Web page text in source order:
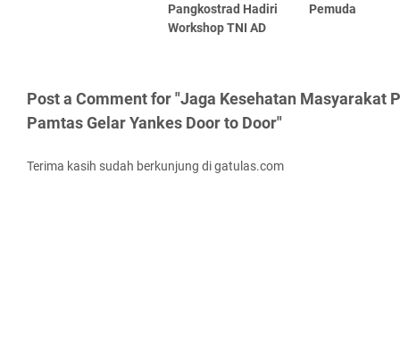
Pangkostrad Hadiri
Workshop TNI AD
Pemuda
Post a Comment for "Jaga Kesehatan Masyarakat
Pamtas Gelar Yankes Door to Door"
Terima kasih sudah berkunjung di gatulas.com